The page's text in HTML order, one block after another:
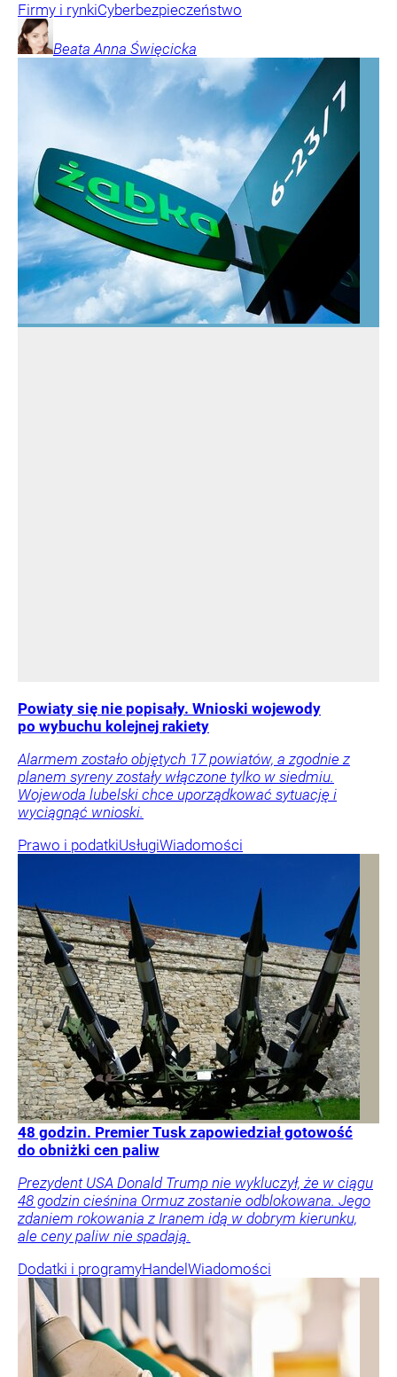
Firmy i rynkiCyberbezpieczeństwo
Beata Anna Święcicka
Powiaty się nie popisały. Wnioski wojewody
po wybuchu kolejnej rakiety
Alarmem zostało objętych 17 powiatów, a zgodnie z
planem syreny zostały włączone tylko w siedmiu.
Wojewoda lubelski chce uporządkować sytuację i
wyciągnąć wnioski.
Prawo i podatkiUsługiWiadomości
48 godzin. Premier Tusk zapowiedział gotowość
do obniżki cen paliw
Prezydent USA Donald Trump nie wykluczył, że w ciągu
48 godzin cieśnina Ormuz zostanie odblokowana. Jego
zdaniem rokowania z Iranem idą w dobrym kierunku,
ale ceny paliw nie spadają.
Dodatki i programyHandel Wiadomości